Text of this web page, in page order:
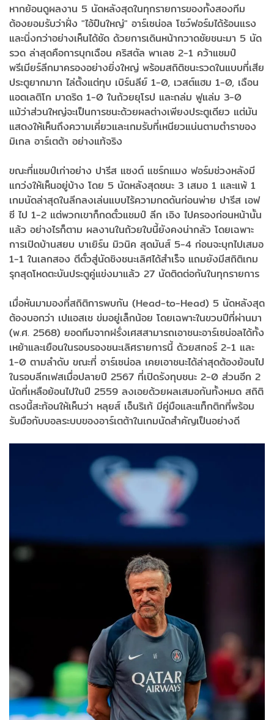
หากย้อนดูผลงาน 5 นัดหลังสุดในทุกรายการของทั้งสองทีม
ต้องยอมรับว่าฝั่ง "ไอ้ปืนใหญ่" อาร์เซน่อล โชว์ฟอร์มได้ร้อนแรง
และนิ่งกว่าอย่างเห็นได้ชัด ด้วยการเดินหน้ากวาดชัยชนะมา 5 นัด
รวด ล่าสุดคือการบุกเฉือน คริสตัล พาเลซ 2-1 คว้าแชมป์
พรีเมียร์ลีกมาครองอย่างยิ่งใหญ่ พร้อมสถิติชนะรวดในแบบที่เสีย
ประตูยากมาก ไล่ตั้งแต่ทุบ เบิร์นลีย์ 1-0, เวสต์แฮม 1-0, เฉือน
แอตเลติโก มาดริด 1-0 ในถ้วยยุโรป และถล่ม ฟูแล่ม 3-0
แม้ว่าส่วนใหญ่จะเป็นการชนะด้วยผลต่างเพียงประตูเดียว แต่มัน
แสดงให้เห็นถึงความเคี่ยวและเกมรับที่เหนียวแน่นตามตำราของ
มิเกล อาร์เตต้า อย่างแท้จริง
ขณะที่แชมป์เก่าอย่าง ปารีส แซงต์ แชร์กแมง ฟอร์มช่วงหลังมี
แกว่งให้เห็นอยู่บ้าง โดย 5 นัดหลังสุดชนะ 3 เสมอ 1 และแพ้ 1
เกมนัดล่าสุดในลีกลงเล่นแบบไร้ความกดดันก่อนพ่าย ปารีส เอฟ
ซี ไป 1-2 แต่พวกเขาก็กดตั๋วแชมป์ ลีก เอิง ไปครองก่อนหน้านั้น
แล้ว อย่างไรก็ตาม ผลงานในถ้วยใบนี้ยังคงน่ากลัว โดยเฉพาะ
การเปิดบ้านสยบ บาเยิร์น มิวนิค สุดมันส์ 5-4 ก่อนจะบุกไปเสมอ
1-1 ในเลกสอง ตีตั๋วสู่นัดชิงชนะเลิศได้สำเร็จ แถมยังมีสถิติเกม
รุกสุดโหดตะบันประตูคู่แข่งมาแล้ว 27 นัดติดต่อกันในทุกรายการ
เมื่อหันมามองที่สถิติการพบกัน (Head-to-Head) 5 นัดหลังสุด
ต้องบอกว่า เปแอสเช ข่มอยู่เล็กน้อย โดยเฉพาะในขวบปีที่ผ่านมา
(พ.ศ. 2568) ยอดทีมจากฝรั่งเศสสามารถเอาชนะอาร์เซน่อลได้ทั้ง
เหย้าและเยือนในรอบรองชนะเลิศรายการนี้ ด้วยสกอร์ 2-1 และ
1-0 ตามลำดับ ขณะที่ อาร์เซน่อล เคยเอาชนะได้ล่าสุดต้องย้อนไป
ในรอบลีกเฟสเมื่อปลายปี 2567 ที่เปิดรังทุบชนะ 2-0 ส่วนอีก 2
นัดที่เหลือย้อนไปในปี 2559 ลงเอยด้วยผลเสมอกันทั้งหมด สถิติ
ตรงนี้สะท้อนให้เห็นว่า หลุยส์ เอ็นริเก้ มีคู่มือและแท็กติกที่พร้อม
รับมือกับบอลระบบของอาร์เตต้าในเกมนัดสำคัญเป็นอย่างดี